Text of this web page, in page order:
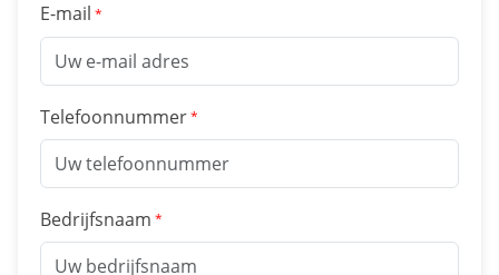
E-mail
Telefoonnummer
Bedrijfsnaam